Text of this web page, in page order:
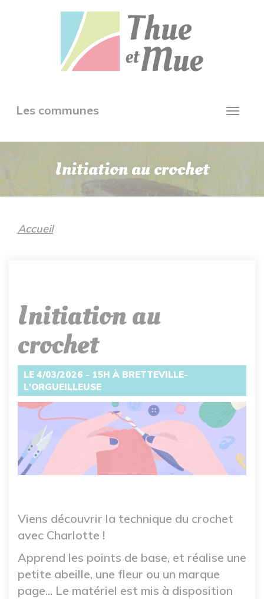
Toggle
Les communes
Initiation au crochet
Accueil
Initiation au
crochet
LE 4/03/2026 - 15H À BRETTEVILLE-
L'ORGUEILLEUSE
Viens découvrir la technique du crochet
avec Charlotte !
Apprend les points de base, et réalise une
petite abeille, une fleur ou un marque
page... Le matériel est mis à disposition
Panneau de gestion des cookies